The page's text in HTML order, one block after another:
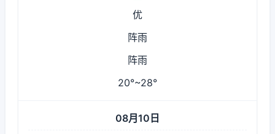
优
阵雨
阵雨
20°~28°
08月10日